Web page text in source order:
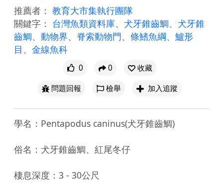
推薦者： 教育大市集執行團隊
關鍵字： 台灣魚類資料庫、 犬牙錐齒鯛、 犬牙錐
齒鯛、 動物界、 脊索動物門、 條鰭魚綱、 鱸形
目 、 金線魚科
0 0
收藏
問題回報
檢舉 加入追蹤
學名：Pentapodus caninus(犬牙錐齒鯛)
俗名：犬牙錐齒鯛、紅尾冬仔
棲息深度：3 - 30公尺